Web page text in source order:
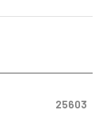
25603